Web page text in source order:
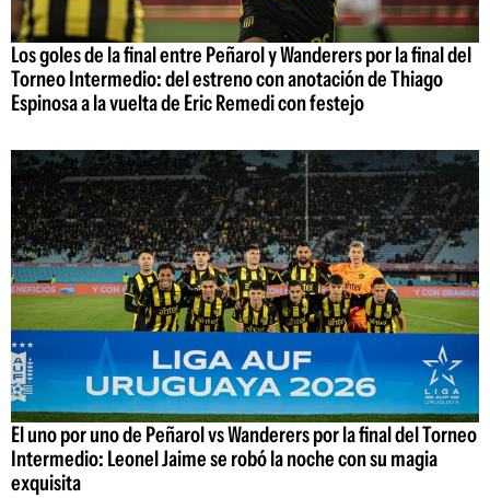
Los goles de la final entre Peñarol y Wanderers por la final del
Torneo Intermedio: del estreno con anotación de Thiago
Espinosa a la vuelta de Eric Remedi con festejo
El uno por uno de Peñarol vs Wanderers por la final del Torneo
Intermedio: Leonel Jaime se robó la noche con su magia
exquisita